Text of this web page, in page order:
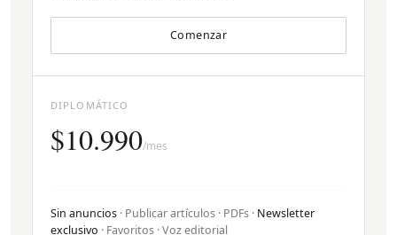
Comenzar
DIPLOMÁTICO
$10.990/mes
Sin anuncios · Publicar artículos · PDFs · Newsletter
exclusivo · Favoritos · Voz editorial